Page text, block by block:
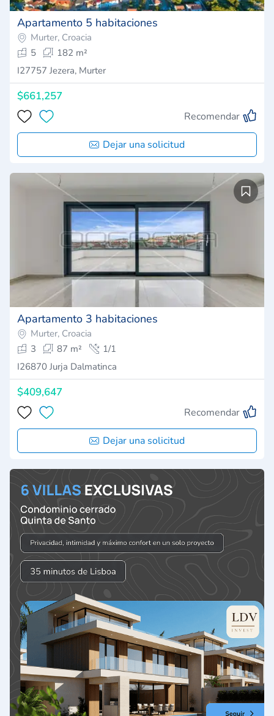
Apartamento 5 habitaciones
Murter, Croacia
5
182 m²
I27757 Jezera, Murter
$661,257
Recomendar
Dejar una solicitud
Apartamento 3 habitaciones
Murter, Croacia
3
87 m²
1/1
I26870 Jurja Dalmatinca
$409,647
Recomendar
Dejar una solicitud